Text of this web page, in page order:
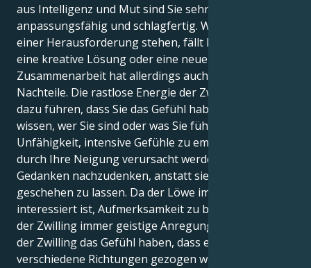
aus Intelligenz und Mut sind Sie sehr
anpassungsfähig und schlagfertig. Wenn Sie vor
einer Herausforderung stehen, fällt Ihnen immer
eine kreative Lösung oder eine neue Idee ein. Die
Zusammenarbeit hat allerdings auch einige
Nachteile. Die rastlose Energie der Zwillinge kann
dazu führen, dass Sie das Gefühl haben, nicht zu
wissen, wer Sie sind oder was Sie fühlen. Ihre
Unfähigkeit, intensive Gefühle zu empfinden, könnte
durch Ihre Neigung verursacht werden, über Ihre
Gedanken nachzudenken, anstatt sie einfach
geschehen zu lassen. Da der Löwe immer daran
interessiert ist, Aufmerksamkeit zu bekommen, und
der Zwilling immer geistige Anregung braucht, kann
der Zwilling das Gefühl haben, dass er in zwei
verschiedene Richtungen gezogen wird.